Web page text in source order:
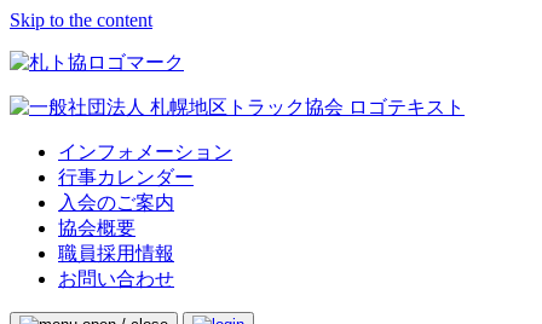
Skip to the content
インフォメーション
行事カレンダー
入会のご案内
協会概要
職員採用情報
お問い合わせ